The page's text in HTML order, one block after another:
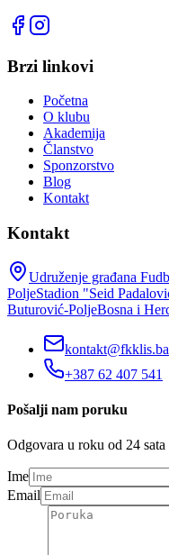
Brzi linkovi
Početna
O klubu
Akademija
Članstvo
Sponzorstvo
Blog
Kontakt
Kontakt
Udruženje građana
PoljeStadion "Seid
Buturović-PoljeBosna i
kontakt@fkklis.ba
+387 62 407 541
Pošalji nam poruku
Odgovara u roku od 24 sata
Ime
Email